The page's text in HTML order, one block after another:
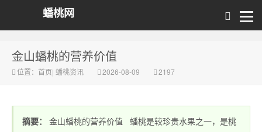
蟠桃网
金山蟠桃的营养价值
位置： 首页| 蟠桃资讯 2026-08-09 2197
摘要：
金山蟠桃的营养价值 蟠桃是较珍贵水果之一，是桃